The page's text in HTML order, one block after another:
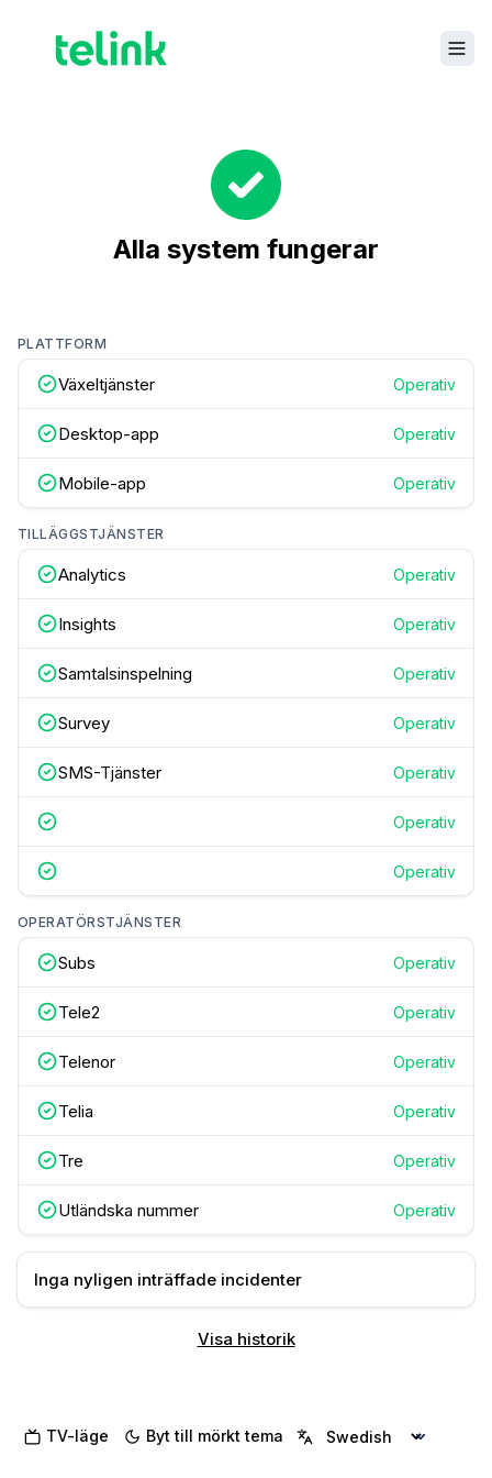
Alla system fungerar
PLATTFORM
Växeltjänster Operativ
Desktop-app Operativ
Mobile-app Operativ
TILLÄGGSTJÄNSTER
Analytics Operativ
Insights Operativ
Samtalsinspelning Operativ
Survey Operativ
SMS-Tjänster Operativ
Operativ
Operativ
OPERATÖRSTJÄNSTER
Subs Operativ
Tele2 Operativ
Telenor Operativ
Telia Operativ
Tre Operativ
Utländska nummer Operativ
Inga nyligen inträffade incidenter
Visa historik
TV-läge Byt till mörkt tema